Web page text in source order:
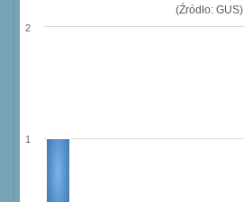
(Źródło: GUS)
1
2